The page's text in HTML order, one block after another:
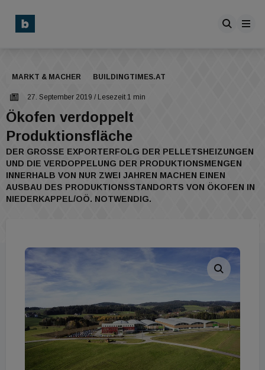
MARKT & MACHER BUILDINGTIMES.AT
27. September 2019 / Lesezeit 1 min
Ökofen verdoppelt
Produktionsfläche
DER GROSSE EXPORTERFOLG DER PELLETSHEIZUNGEN U
ND DIE VERDOPPELUNG DER PRODUKTIONSMENGEN I
NNERHALB VON NUR ZWEI JAHREN MACHEN EINEN A
USBAU DES PRODUKTIONSSTANDORTS VON ÖKOFEN IN N
IEDERKAPPEL/OÖ. NOTWENDIG.